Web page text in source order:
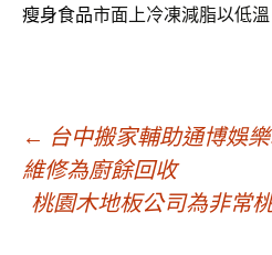
瘦身食品市面上冷凍減脂以低溫
文
章
← 台中搬家輔助通博娛
維修為廚餘回收
桃園木地板公司為非常